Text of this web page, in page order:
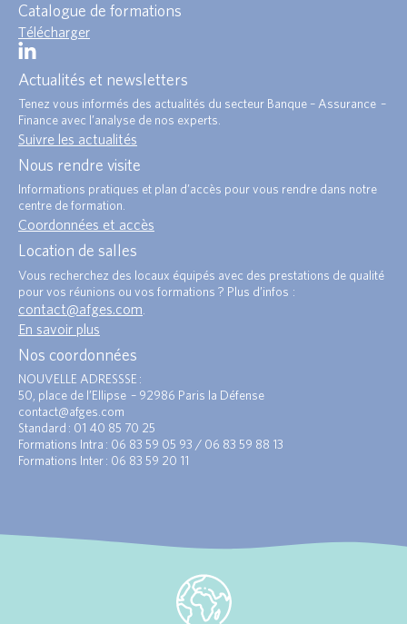
Catalogue de formations
Télécharger
Actualités et newsletters
Tenez vous informés des actualités du secteur Banque – Assurance –
Finance avec l’analyse de nos experts.
Suivre les actualités
Nous rendre visite
Informations pratiques et plan d’accès pour vous rendre dans notre
centre de formation.
Coordonnées et accès
Location de salles
Vous recherchez des locaux équipés avec des prestations de qualité
pour vos réunions ou vos formations ? Plus d’infos :
contact@afges.com
En savoir plus
Nos coordonnées
NOUVELLE ADRESSSE :
50, place de l’Ellipse – 92986 Paris la Défense
contact@afges.com
Standard : 01 40 85 70 25
Formations Intra : 06 83 59 05 93 / 06 83 59 88 13
Formations Inter : 06 83 59 20 11